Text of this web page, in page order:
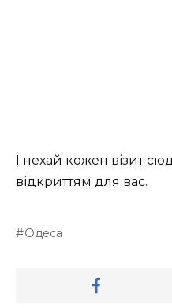
І нехай кожен візит
відкриттям для вас.
Одеса